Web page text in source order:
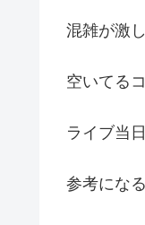
混雑が激
空いてる
ライブ当
参考にな